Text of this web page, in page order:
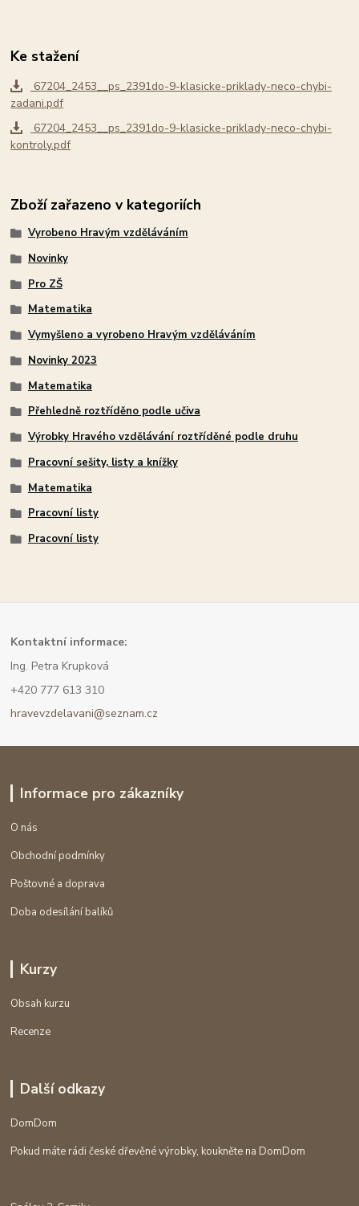
Ke stažení
67204_2453__ps_2391do-9-klasicke-priklady-neco-chybi-
zadani.pdf
67204_2453__ps_2391do-9-klasicke-priklady-neco-chybi-
kontroly.pdf
Zboží zařazeno v kategoriích
Vyrobeno Hravým vzděláváním
Novinky
Pro ZŠ
Matematika
Vymyšleno a vyrobeno Hravým vzděláváním
Novinky 2023
Matematika
Přehledně roztříděno podle učiva
Výrobky Hravého vzdělávání roztříděné podle druhu
Pracovní sešity, listy a knížky
Matematika
Pracovní listy
Pracovní listy
Kontaktní informace:
Ing. Petra Krupková
+420 777 613 310
hravevzdelavani@seznam.cz
Informace pro zákazníky
O nás
Obchodní podmínky
Poštovné a doprava
Doba odesílání balíků
Kurzy
Obsah kurzu
Recenze
Další odkazy
DomDom
Pokud máte rádi české dřevěné výrobky, koukněte na DomDom